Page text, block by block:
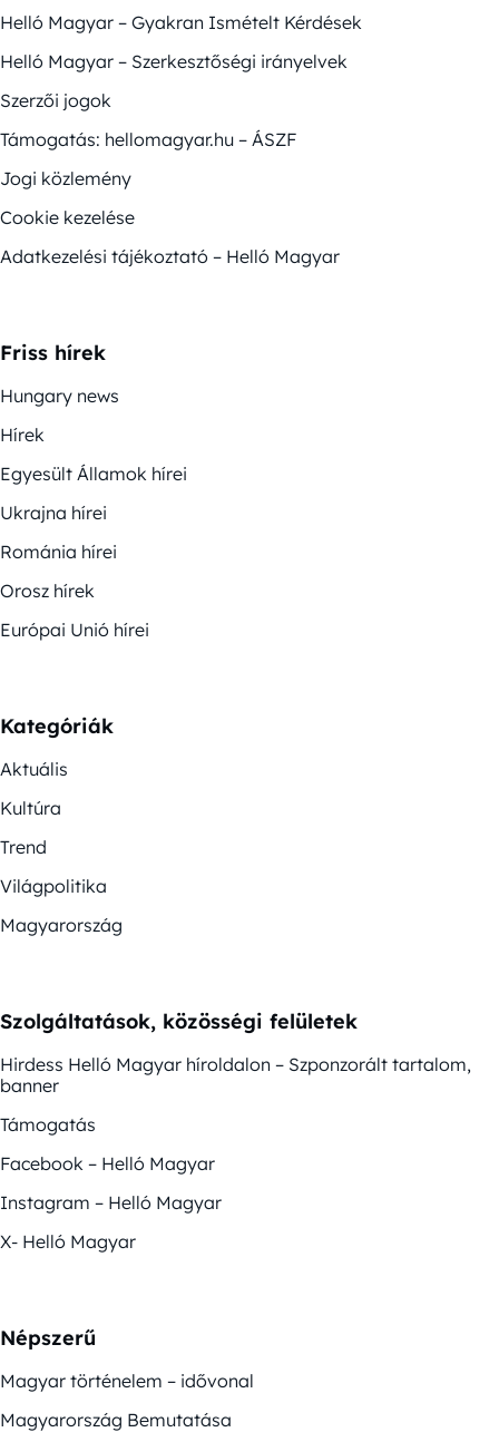
Helló Magyar – Gyakran Ismételt Kérdések
Helló Magyar – Szerkesztőségi irányelvek
Szerzői jogok
Támogatás: hellomagyar.hu – ÁSZF
Jogi közlemény
Cookie kezelése
Adatkezelési tájékoztató – Helló Magyar
Friss hírek
Hungary news
Hírek
Egyesült Államok hírei
Ukrajna hírei
Románia hírei
Orosz hírek
Európai Unió hírei
Kategóriák
Aktuális
Kultúra
Trend
Világpolitika
Magyarország
Szolgáltatások, közösségi felületek
Hirdess Helló Magyar híroldalon – Szponzorált tartalom,
banner
Támogatás
Facebook – Helló Magyar
Instagram – Helló Magyar
X- Helló Magyar
Népszerű
Magyar történelem – idővonal
Magyarország Bemutatása